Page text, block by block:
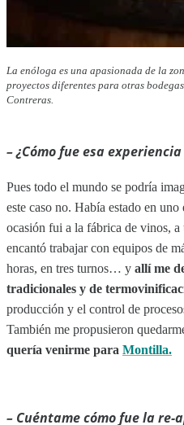
La enóloga es una apasionada de la
proyectos diferentes para otras
Contreras.
– ¿Cómo fue esa
Pues todo el mundo se podría
este caso no. Había estado en
ocasión fui a la fábrica de vinos,
encantó trabajar con equipos de
horas, en tres turnos… y allí me
tradicionales y de
producción y el control de
También me propusieron
quería venirme para Montilla.
– Cuéntame cómo fue la